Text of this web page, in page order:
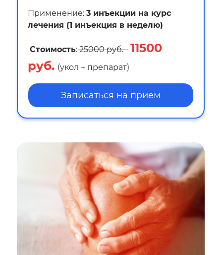
Применение:3 инъекции на курс
лечения (1 инъекция в неделю)
Стоимость:25000 руб.- 11500
руб. (укол + препарат)
Записаться на прием